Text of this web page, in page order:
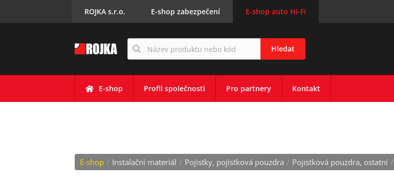
ROJKA s.r.o. E-shop zabezpečení E-shop auto Hi-Fi
Hledat
E-shop Profil společnosti Pro partnery Kontakt
E-shop / Instalační materiál / Pojistky, pojistková pouzdra / Pojistková pouzdra, ostatní /